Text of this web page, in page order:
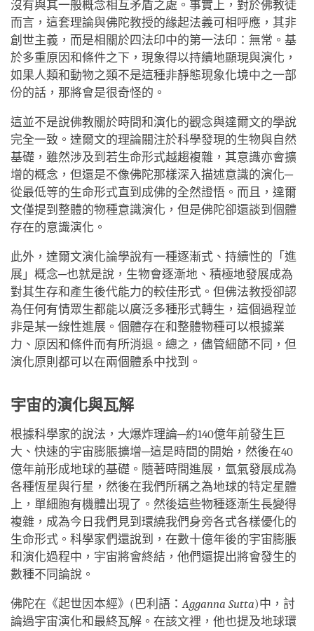
沒有與其一般概念相互矛盾之處。事實上，對於佛教徒
而言，這套理論與佛陀教授的緣起法義可相呼應，其非
創世主義，而是相關於四法印中的第一法印：無常。基
於多重原因和條件之下，現象得以持續地顯現與演化，
如果人類和動物之類不是這種非靜態現象化境中之一部
份的話，那將會是很奇怪的。
這並不是說佛教關於時間和演化的觀念與達爾文的學說
完全一致。達爾文的理論關注於科學發現的生物與自然
基礎，雖然涉及到若生命形式越趨複雜，其意識亦會擴
增的概念，但還是不像佛陀那樣深入描述意識的演化─
從最低等的生命形式直到成佛的全然證悟。而且，達爾
文僅提到整體的物種意識演化，但是佛陀卻還談到個體
存在的意識演化。
此外，達爾文演化論學說有一種逐漸式、持續性的「進
展」概念─也就是說，生物會逐漸地、積極地發展成為
對其生存和產生後代能力的較佳形式。但佛法教授卻認
為任何有情眾生都能以廣泛多種形式轉生，這個過程並
非是某一線性進展。個體存在和整體物種可以根據業
力、原因和條件而有所消退。總之，儘管細節不同，但
演化原則都可以在兩個體系中找到。
宇宙的演化與瓦解
根據科學家的說法，大爆炸理論─約140億年前發生巨
大、快速的宇宙膨脹擴增─這是時間的開始，然後在40
億年前形成地球的基礎。隨著時間進展，氫氣發展成為
各種恆星與行星，然後在我們所稱之為地球的特定星體
上，單細胞有機體出現了。然後這些物種逐漸生長變得
複雜，成為今日我們見到環繞我們身旁各式各樣優化的
生命形式。科學家們還說到，在數十億年後的宇宙膨脹
和演化過程中，宇宙將會終結，他們還提出將會發生的
數種不同論說。
佛陀在《起世因本經》(巴利語： Agganna Sutta)中，討
論過宇宙演化和最終瓦解。在該文裡，他也提及地球環